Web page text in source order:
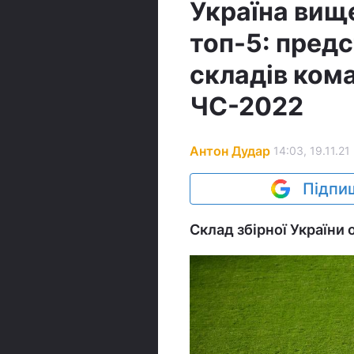
Україна
топ-5:
складів
ЧС-2022
Антон Дудар 14:03, 19.11.21
Склад збірної